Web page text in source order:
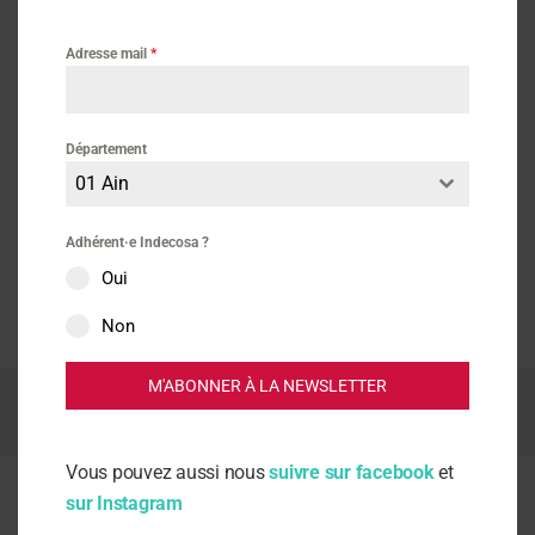
Non à la fermeture du bureau de
poste de St Geneviève d’Auxerre
Indecosa CGT | Direction de publication : Christian Khalifa
Contact | Signaler un abus | Mentions légales | Cookies | Données
Adresse mail *
Département
01 Ain
Adhérent·e Indecosa ?
Oui
Non
M'ABONNER À LA NEWSLETTER
Vous pouvez aussi noussuivre sur facebooket
sur Instagram